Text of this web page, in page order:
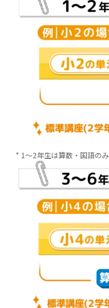
* 1～2年生は算数・国語のみ